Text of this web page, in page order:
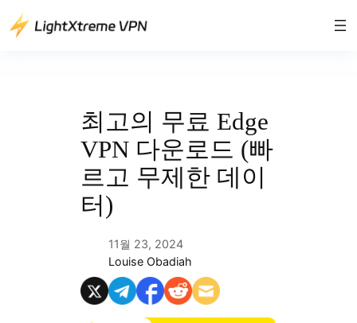
텐
최고의 무료 Edge
VPN 다운로드 (빠
르고 무제한 데이
터)
11월 23, 2024
Louise Obadiah